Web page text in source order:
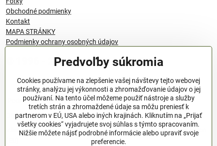
Obchodné podmienky
Kontakt
MAPA STRÁNKY
Podmienky ochrany osobných údajov
© 1996 - 2024 QANTICA S.R.O
Podmienky ochrany osobných údajov
OBCHODNÉ PODMIENKY
Všeobecné nariadenie o bezpečnosti produktov (GPSR), Regulation
Predvoľby súkromia
Cookies používame na zlepšenie vašej návštevy tejto webovej
stránky, analýzu jej výkonnosti a zhromažďovanie údajov o jej
používaní. Na tento účel môžeme použiť nástroje a služby
tretích strán a zhromaždené údaje sa môžu preniesť k
partnerom v EÚ, USA alebo iných krajinách. Kliknutím na „Prijať
všetky cookies“ vyjadrujete svoj súhlas s týmto spracovaním.
Nižšie môžete nájsť podrobné informácie alebo upraviť svoje
preferencie.